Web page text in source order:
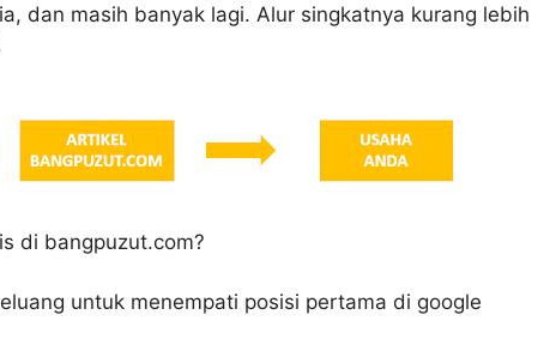
dan masih banyak lagi. Alur singkatnya kurang lebih
di bangpuzut.com?
untuk menempati posisi pertama di google